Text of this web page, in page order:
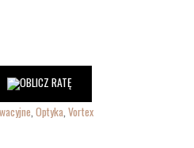
Optyka Vortex